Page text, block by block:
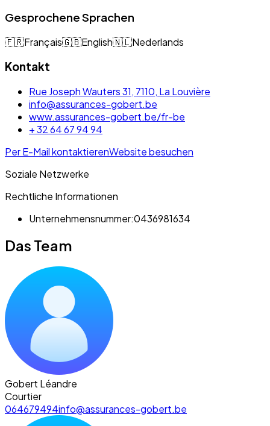
Gesprochene Sprachen
🇫🇷Français🇬🇧English🇳🇱Nederlands
Kontakt
Rue Joseph Wauters 31, 7110, La Louvière
info@assurances-gobert.be
www.assurances-gobert.be/fr-be
+ 32 64 67 94 94
Per E-Mail kontaktierenWebsite besuchen
Soziale Netzwerke
Rechtliche Informationen
Unternehmensnummer:0436981634
Das Team
Gobert Léandre
Courtier
064679494info@assurances-gobert.be